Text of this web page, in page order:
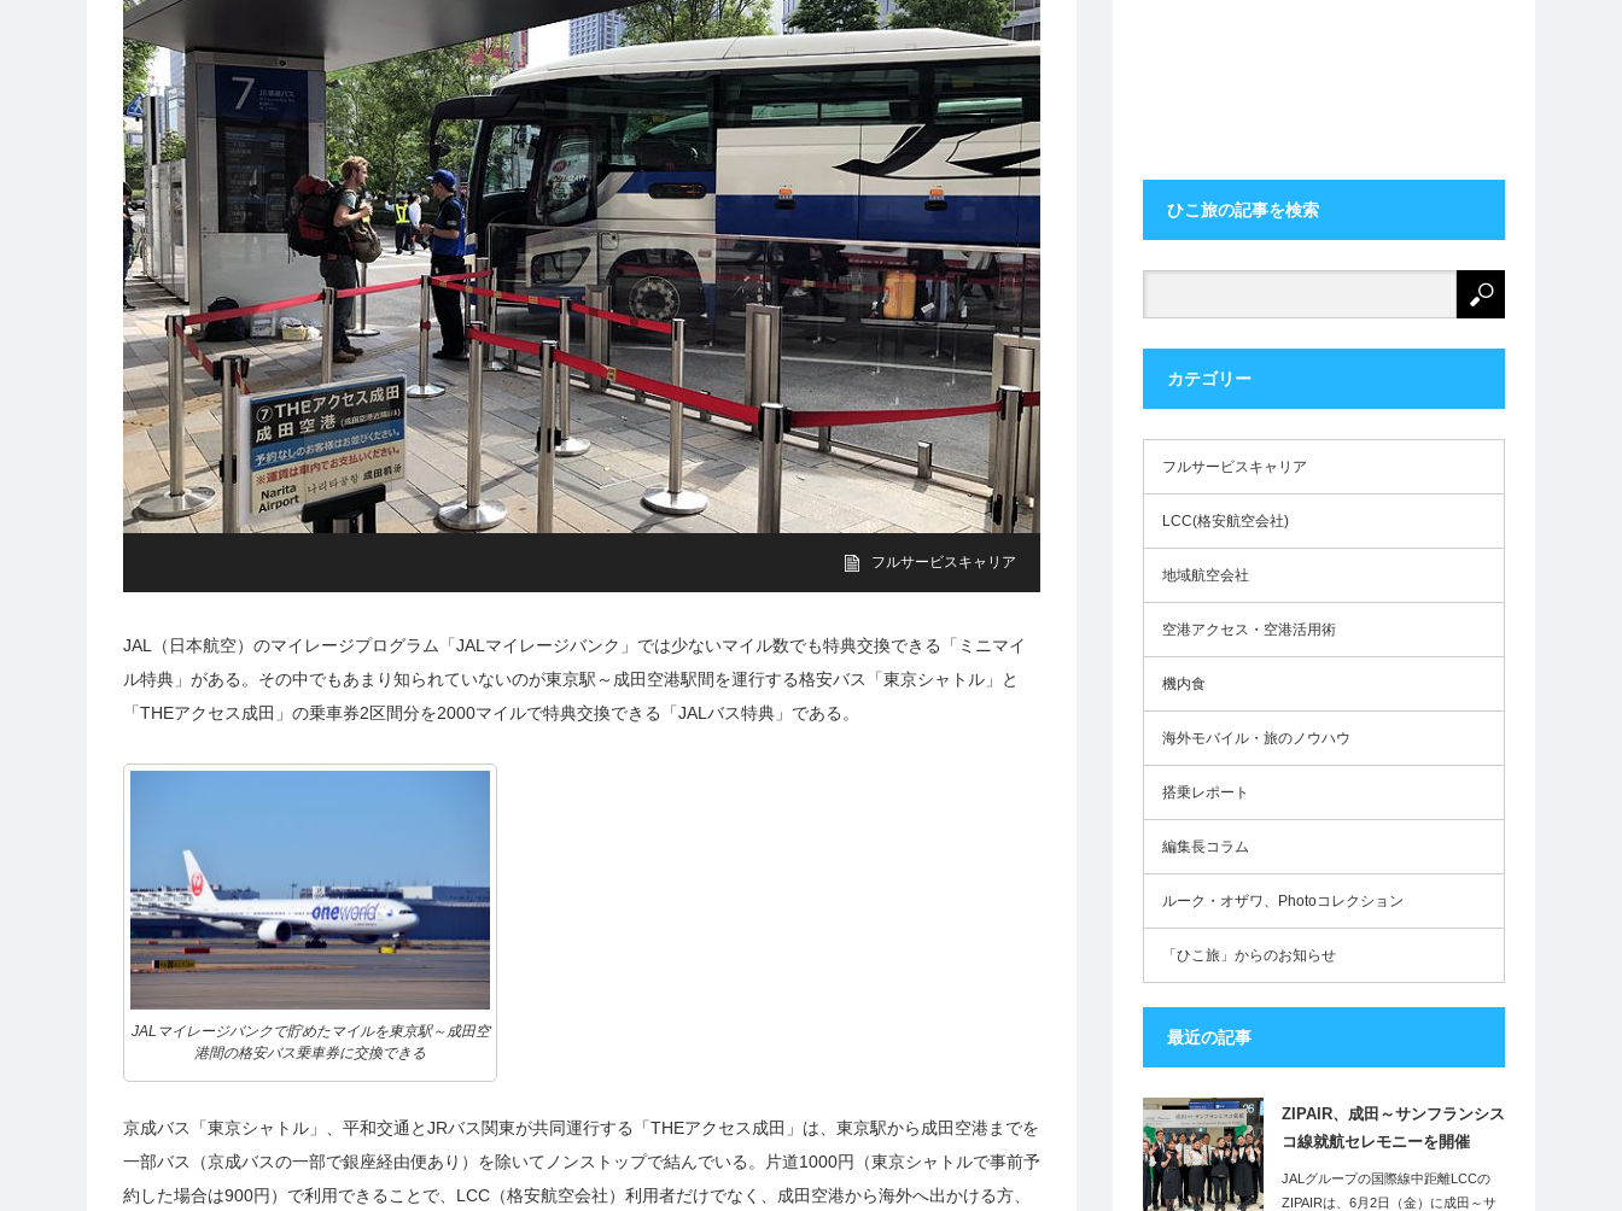
フルサービスキャリア
JAL（日本航空）のマイレージプログラム「JALマイレージバンク」では少ないマイル数でも特典交換できる「ミニマイ
ル特典」がある。その中でもあまり知られていないのが東京駅～成田空港駅間を運行する格安バス「東京シャトル」と
「THEアクセス成田」の乗車券2区間分を2000マイルで特典交換できる「JALバス特典」である。
JALマイレージバンクで貯めたマイルを東京駅～成田空
港間の格安バス乗車券に交換できる
京成バス「東京シャトル」、平和交通とJRバス関東が共同運行する「THEアクセス成田」は、東京駅から成田空港までを
一部バス（京成バスの一部で銀座経由便あり）を除いてノンストップで結んでいる。片道1000円（東京シャトルで事前予
約した場合は900円）で利用できることで、LCC（格安航空会社）利用者だけでなく、成田空港から海外へ出かける方、
ひこ旅の記事を検索
カテゴリー
フルサービスキャリア
LCC(格安航空会社)
地域航空会社
空港アクセス・空港活用術
機内食
海外モバイル・旅のノウハウ
搭乗レポート
編集長コラム
ルーク・オザワ、Photoコレクション
「ひこ旅」からのお知らせ
最近の記事
ZIPAIR、成田～サンフランシス
コ線就航セレモニーを開催
（2023年6月2日）
JALグループの国際線中距離LCCの
ZIPAIRは、6月2日（金）に成田～サ